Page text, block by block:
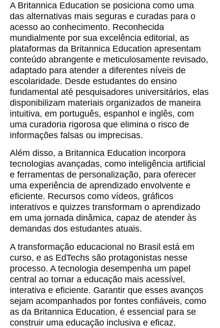
A Britannica Education se posiciona como uma
das alternativas mais seguras e curadas para o
acesso ao conhecimento. Reconhecida
mundialmente por sua excelência editorial, as
plataformas da Britannica Education apresentam
conteúdo abrangente e meticulosamente revisado,
adaptado para atender a diferentes níveis de
escolaridade. Desde estudantes do ensino
fundamental até pesquisadores universitários, elas
disponibilizam materiais organizados de maneira
intuitiva, em português, espanhol e inglês, com
uma curadoria rigorosa que elimina o risco de
informações falsas ou imprecisas.
Além disso, a Britannica Education incorpora
tecnologias avançadas, como inteligência artificial
e ferramentas de personalização, para oferecer
uma experiência de aprendizado envolvente e
eficiente. Recursos como vídeos, gráficos
interativos e quizzes transformam o aprendizado
em uma jornada dinâmica, capaz de atender às
demandas dos estudantes atuais.
A transformação educacional no Brasil está em
curso, e as EdTechs são protagonistas nesse
processo. A tecnologia desempenha um papel
central ao tornar a educação mais acessível,
interativa e eficiente. Garantir que esses avanços
sejam acompanhados por fontes confiáveis, como
as da Britannica Education, é essencial para se
construir uma educação inclusiva e eficaz.